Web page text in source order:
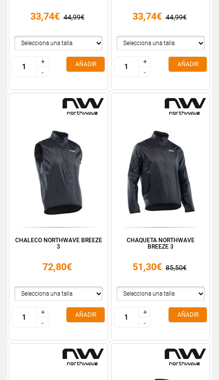
33,74€ 44,99€
+
-
+
-
AÑADIR
33,74€ 44,99€
+
-
+
-
AÑADIR
CHALECO NORTHWAVE BREEZE
3
72,80€
+
-
+
-
AÑADIR
CHAQUETA NORTHWAVE
BREEZE 3
51,30€ 85,50€
+
-
+
-
AÑADIR